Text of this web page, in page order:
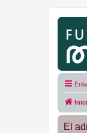
El